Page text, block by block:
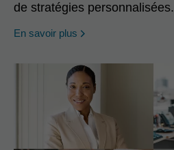
de stratégies personnalisées.
En savoir plus